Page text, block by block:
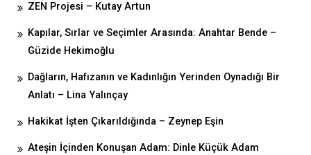
ZEN Projesi – Kutay Artun
Kapılar, Sırlar ve Seçimler Arasında: Anahtar Bende –
Güzide Hekimoğlu
Dağların, Hafızanın ve Kadınlığın Yerinden Oynadığı Bir
Anlatı – Lina Yalınçay
Hakikat İşten Çıkarıldığında – Zeynep Eşin
Ateşin İçinden Konuşan Adam: Dinle Küçük Adam